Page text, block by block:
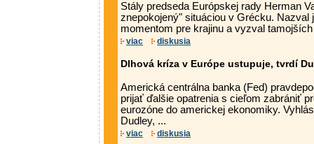
Stály predseda Európskej rady Herman
znepokojený" situáciou v Grécku. Nazval
momentom pre krajinu a vyzval
viac diskusia
Dlhová kríza v Európe ustupuje, tvrdí
Americká centrálna banka (Fed)
prijať ďalšie opatrenia s cieľom zabrániť
eurozóne do americkej ekonomiky.
Dudley, ...
viac diskusia